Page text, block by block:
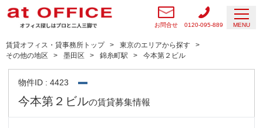
お問合せ 0120-095-889 MENU
賃貸オフィス・貸事務所トップ
東京のエリアから探す
その他の地区
墨田区 錦糸町駅 今本第２ビル
物件ID : 4423
今本第２ビルの賃貸募集情報